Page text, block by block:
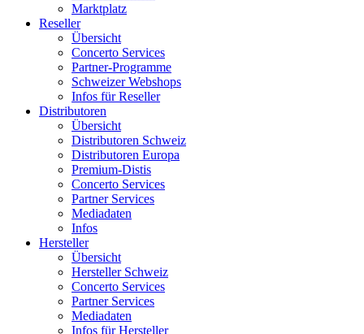
Marktplatz
Reseller
Übersicht
Concerto Services
Partner-Programme
Schweizer Webshops
Infos für Reseller
Distributoren
Übersicht
Distributoren Schweiz
Distributoren Europa
Premium-Distis
Concerto Services
Partner Services
Mediadaten
Infos
Hersteller
Übersicht
Hersteller Schweiz
Concerto Services
Partner Services
Mediadaten
Infos für Hersteller